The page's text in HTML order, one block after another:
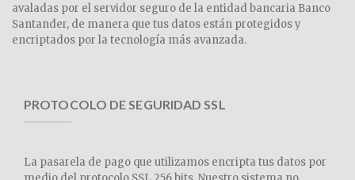
avaladas por el servidor seguro de la entidad bancaria Banco
Santander, de manera que tus datos están protegidos y
encriptados por la tecnología más avanzada.
PROTOCOLO DE SEGURIDAD SSL
La pasarela de pago que utilizamos encripta tus datos por